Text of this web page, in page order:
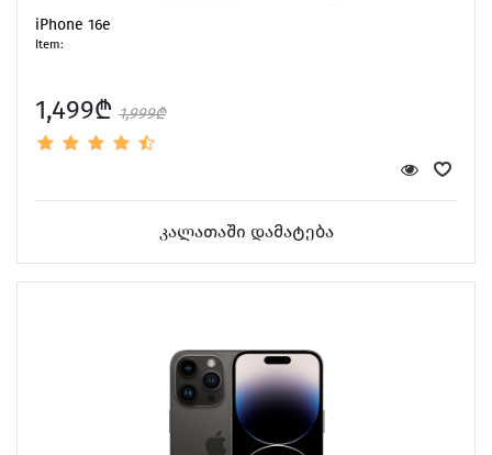
iPhone 16e
Item:
1,499₾ 1,999₾
კალათაში დამატება